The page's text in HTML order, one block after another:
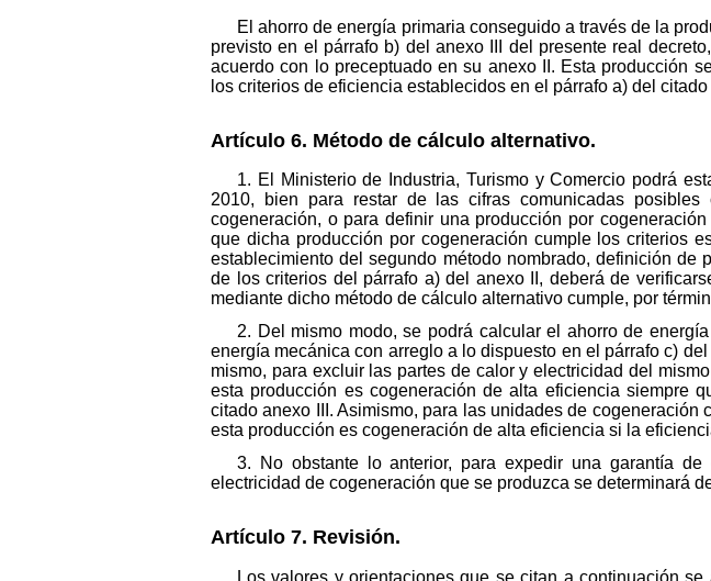
El ahorro de energía primaria conseguido a través de la
previsto en el párrafo b) del anexo III del presente real
acuerdo con lo preceptuado en su anexo II. Esta producción
los criterios de eficiencia establecidos en el párrafo a) del citado
Artículo 6. Método de cálculo alternativo.
1. El Ministerio de Industria, Turismo y Comercio podrá
2010, bien para restar de las cifras comunicadas
cogeneración, o para definir una producción por
que dicha producción por cogeneración cumple los criterios
establecimiento del segundo método nombrado, definición
de los criterios del párrafo a) del anexo II, deberá de
mediante dicho método de cálculo alternativo cumple, por
2. Del mismo modo, se podrá calcular el ahorro de
energía mecánica con arreglo a lo dispuesto en el párrafo c)
mismo, para excluir las partes de calor y electricidad del
esta producción es cogeneración de alta eficiencia siempre
citado anexo III. Asimismo, para las unidades de
esta producción es cogeneración de alta eficiencia si la
3. No obstante lo anterior, para expedir una garantía
electricidad de cogeneración que se produzca se determinará
Artículo 7. Revisión.
Los valores y orientaciones que se citan a continuación